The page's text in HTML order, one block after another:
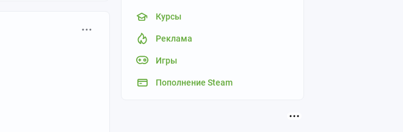
Курсы
Реклама
Игры
Пополнение Steam